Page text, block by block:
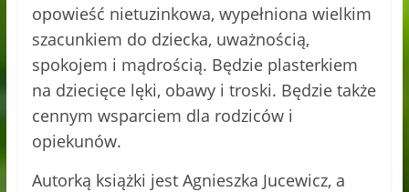
opowieść nietuzinkowa, wypełniona wielkim
szacunkiem do dziecka, uważnością,
spokojem i mądrością. Będzie plasterkiem
na dziecięce lęki, obawy i troski. Będzie także
cennym wsparciem dla rodziców i
opiekunów.
Autorką książki jest Agnieszka Jucewicz, a